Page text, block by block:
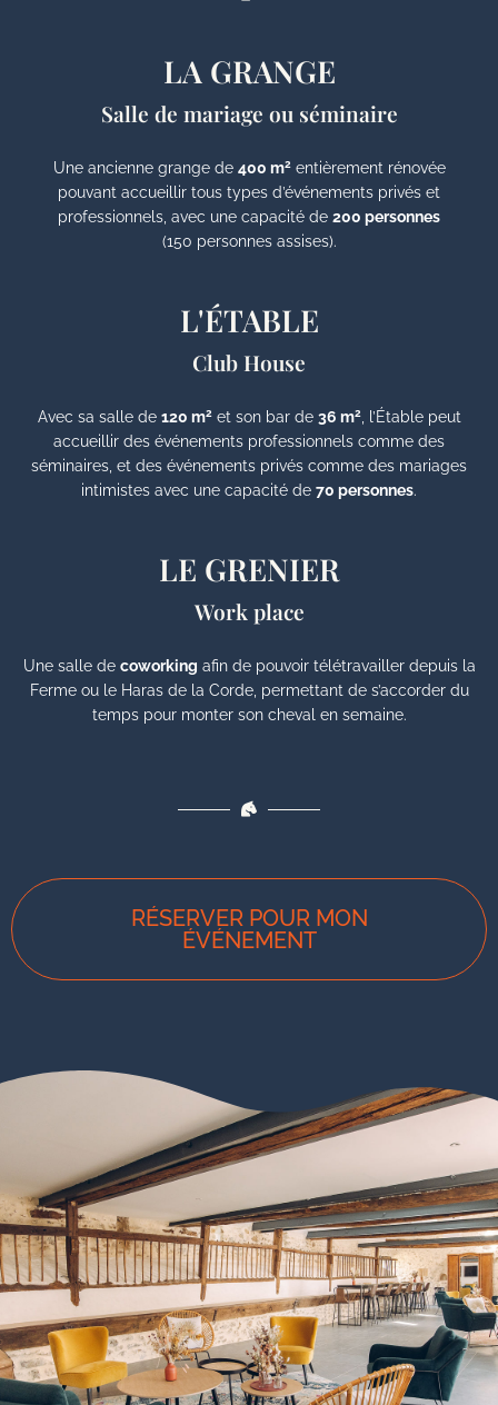
LA GRANGE
Salle de mariage ou séminaire
Une ancienne grange de 400 m2entièrement rénovée
pouvant accueillir tous types d’événements privés et
professionnels, avec une capacité de 200 personnes
(150 personnes assises).
L'ÉTABLE
Club House
Avec sa salle de 120 m2et son bar de 36 m2, l’Étable peut
accueillir des événements professionnels comme des
séminaires, et des événements privés comme des mariages
intimistes avec une capacité de 70 personnes.
LE GRENIER
Work place
Une salle de coworking afin de pouvoir télétravailler depuis la
Ferme ou le Haras de la Corde, permettant de s’accorder du
temps pour monter son cheval en semaine.
RÉSERVER POUR MON
ÉVÉNEMENT